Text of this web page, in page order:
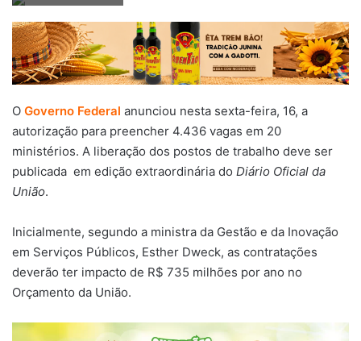
O Governo Federal anunciou nesta sexta-feira, 16, a
autorização para preencher 4.436 vagas em 20
ministérios. A liberação dos postos de trabalho deve ser
publicada em edição extraordinária do Diário Oficial da
União.
Inicialmente, segundo a ministra da Gestão e da Inovação
em Serviços Públicos, Esther Dweck, as contratações
deverão ter impacto de R$ 735 milhões por ano no
Orçamento da União.